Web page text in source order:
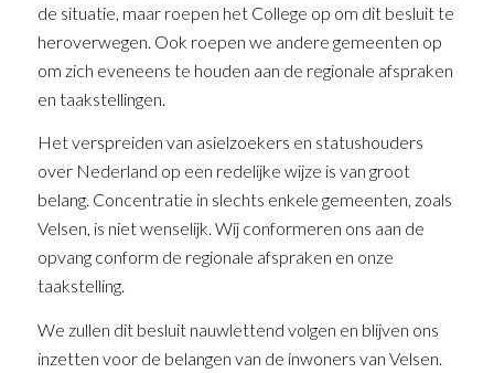
de situatie, maar roepen het College op om dit besluit te
heroverwegen. Ook roepen we andere gemeenten op
om zich eveneens te houden aan de regionale afspraken
en taakstellingen.
Het verspreiden van asielzoekers en statushouders
over Nederland op een redelijke wijze is van groot
belang. Concentratie in slechts enkele gemeenten, zoals
Velsen, is niet wenselijk. Wij conformeren ons aan de
opvang conform de regionale afspraken en onze
taakstelling.
We zullen dit besluit nauwlettend volgen en blijven ons
inzetten voor de belangen van de inwoners van Velsen.